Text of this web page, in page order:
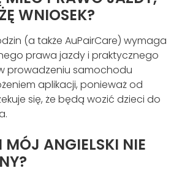
WNIOSEK?
(a także AuPairCare) wymaga
prawa jazdy i praktycznego
prowadzeniu samochodu
aplikacji, ponieważ od
się, że będą wozić dzieci do
MÓJ ANGIELSKI NIE